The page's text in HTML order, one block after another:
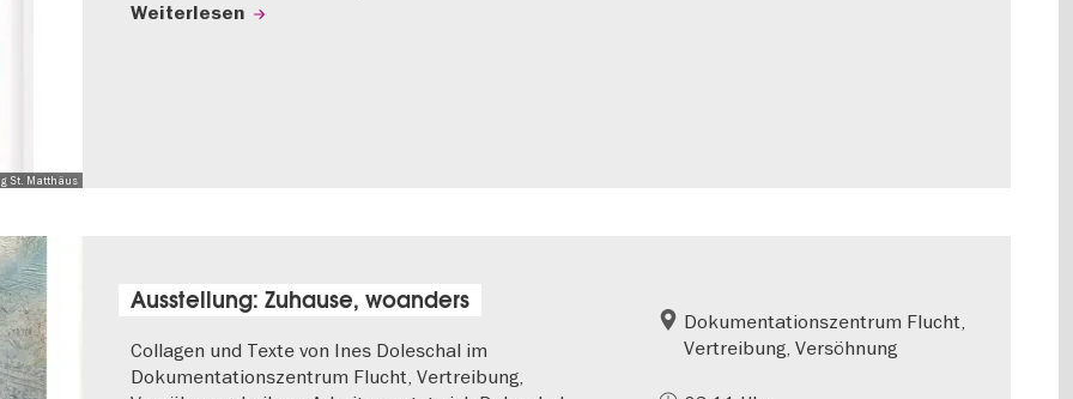
St. Matthäus
Weiterlesen
Ausstellung: Zuhause, woanders
Collagen und Texte von Ines Doleschal im
Dokumentationszentrum Flucht, Vertreibung,
Dokumentationszentrum Flucht,
Vertreibung, Versöhnung